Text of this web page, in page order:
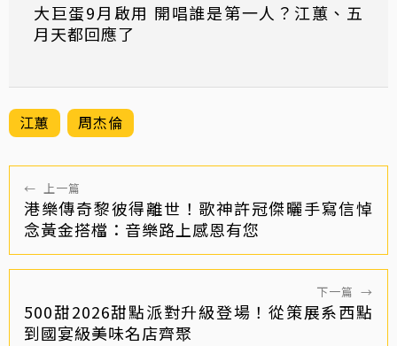
大巨蛋9月啟用 開唱誰是第一人？江蕙、五
月天都回應了
江蕙 周杰倫
← 上一篇
港樂傳奇黎彼得離世！歌神許冠傑曬手寫信悼
念黃金搭檔：音樂路上感恩有您
下一篇 →
500甜2026甜點派對升級登場！從策展系西點
到國宴級美味名店齊聚